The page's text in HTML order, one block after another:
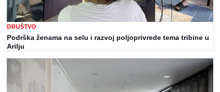
DRUŠTVO
Podrška ženama na selu i razvoj poljoprivrede tema tribine u
Arilju